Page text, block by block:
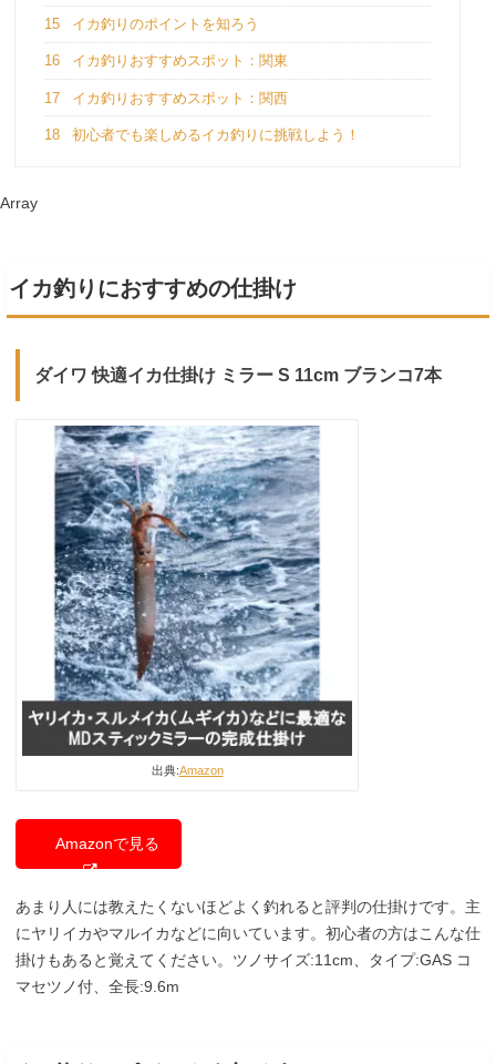
15 イカ釣りのポイントを知ろう
16 イカ釣りおすすめスポット：関東
17 イカ釣りおすすめスポット：関西
18 初心者でも楽しめるイカ釣りに挑戦しよう！
Array
イカ釣りにおすすめの仕掛け
ダイワ 快適イカ仕掛け ミラー S 11cm ブランコ7本
出典:Amazon
Amazonで見る
あまり人には教えたくないほどよく釣れると評判の仕掛けです。主
にヤリイカやマルイカなどに向いています。初心者の方はこんな仕
掛けもあると覚えてください。ツノサイズ:11cm、タイプ:GAS コ
マセツノ付、全長:9.6m